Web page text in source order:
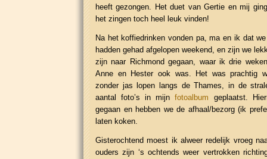
heeft gezongen. Het duet van Gertie en mij
het zingen toch heel leuk vinden!
Na het koffiedrinken vonden pa, ma en ik dat
hadden gehad afgelopen weekend, en zijn we
zijn naar Richmond gegaan, waar ik drie
Anne en Hester ook was. Het was prachtig
zonder jas lopen langs de Thames, in de
aantal foto’s in mijnfotoalbum geplaatst.
gegaan en hebben we de afhaal/bezorg (ik
laten koken.
Gisterochtend moest ik alweer redelijk vroeg
ouders zijn ‘s ochtends weer vertrokken